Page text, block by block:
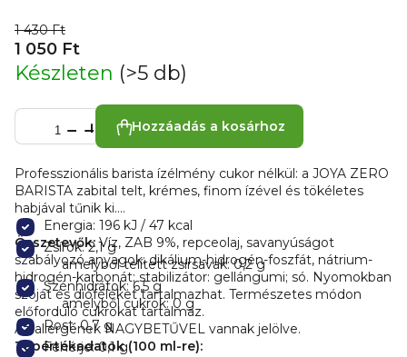
1 430 Ft
1 050 Ft
Készleten (>5 db)
Hozzáadás a kosárhoz
Professzionális barista ízélmény cukor nélkül: a JOYA ZERO
BARISTA zabital telt, krémes, finom ízével és tökéletes
habjával tűnik ki.
Összetevők:Víz, ZAB 9%, repceolaj, savanyúságot
szabályozó anyagok: dikálium-hidrogén-foszfát, nátrium-
hidrogén-karbonát; stabilizátor: gellángumi; só. Nyomokban
szóját és dióféléket tartalmazhat. Természetes módon
előforduló cukrokat tartalmaz.
Az allergének NAGYBETŰVEL vannak jelölve.
Tápértékadatok (100 ml-re):
Energia: 196 kJ / 47 kcal
Zsírok: 2,1 g
amelyből telített zsírsavak: 0,2 g
Szénhidrátok: 6,5 g
amelyből cukrok: 0 g
Rost: 0,7 g
Fehérje: 0,1 g